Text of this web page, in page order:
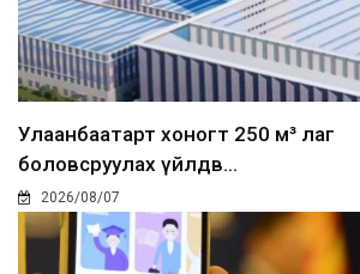
Улаанбаатарт хоногт 250 м³ лаг
боловсруулах үйлдв...
2026/08/07